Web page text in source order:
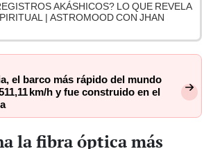
AKÁSHICOS? LO QUE REVELA
| ASTROMOOD CON JHAN
el barco más rápido del mundo
km/h y fue construido en el
la fibra óptica más